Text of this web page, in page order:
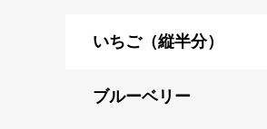
いちご（縦半分）
ブルーベリー